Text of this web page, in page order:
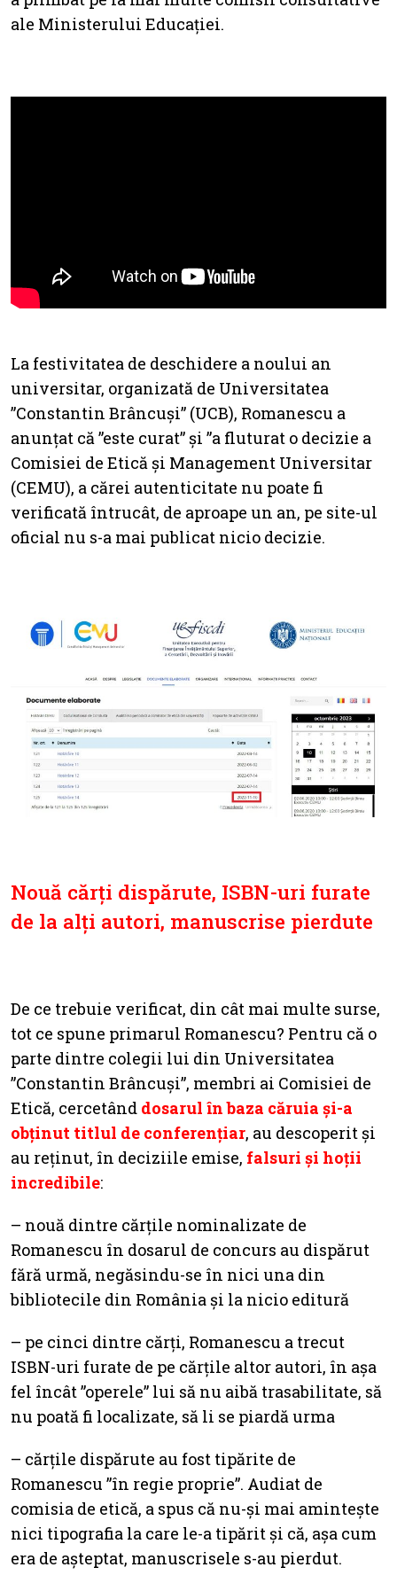
ale Ministerului Educației.
La festivitatea de deschidere a noului an
universitar, organizată de Universitatea
”Constantin Brâncuși” (UCB), Romanescu a
anunțat că ”este curat” și ”a fluturat o decizie a
Comisiei de Etică și Management Universitar
(CEMU), a cărei autenticitate nu poate fi
verificată întrucât, de aproape un an, pe site-ul
oficial nu s-a mai publicat nicio decizie.
Nouă cărți dispărute, ISBN-uri furate
de la alți autori, manuscrise pierdute
De ce trebuie verificat, din cât mai multe surse,
tot ce spune primarul Romanescu? Pentru că o
parte dintre colegii lui din Universitatea
”Constantin Brâncuși”, membri ai Comisiei de
Etică, cercetând dosarul în baza căruia și-a
obținut titlul de conferențiar, au descoperit și
au reținut, în deciziile emise, falsuri și hoții
incredibile:
– nouă dintre cărțile nominalizate de
Romanescu în dosarul de concurs au dispărut
fără urmă, negăsindu-se în nici una din
bibliotecile din România și la nicio editură
– pe cinci dintre cărți, Romanescu a trecut
ISBN-uri furate de pe cărțile altor autori, în așa
fel încât ”operele” lui să nu aibă trasabilitate, să
nu poată fi localizate, să li se piardă urma
– cărțile dispărute au fost tipărite de
Romanescu ”în regie proprie”. Audiat de
comisia de etică, a spus că nu-și mai amintește
nici tipografia la care le-a tipărit și că, așa cum
era de așteptat, manuscrisele s-au pierdut.